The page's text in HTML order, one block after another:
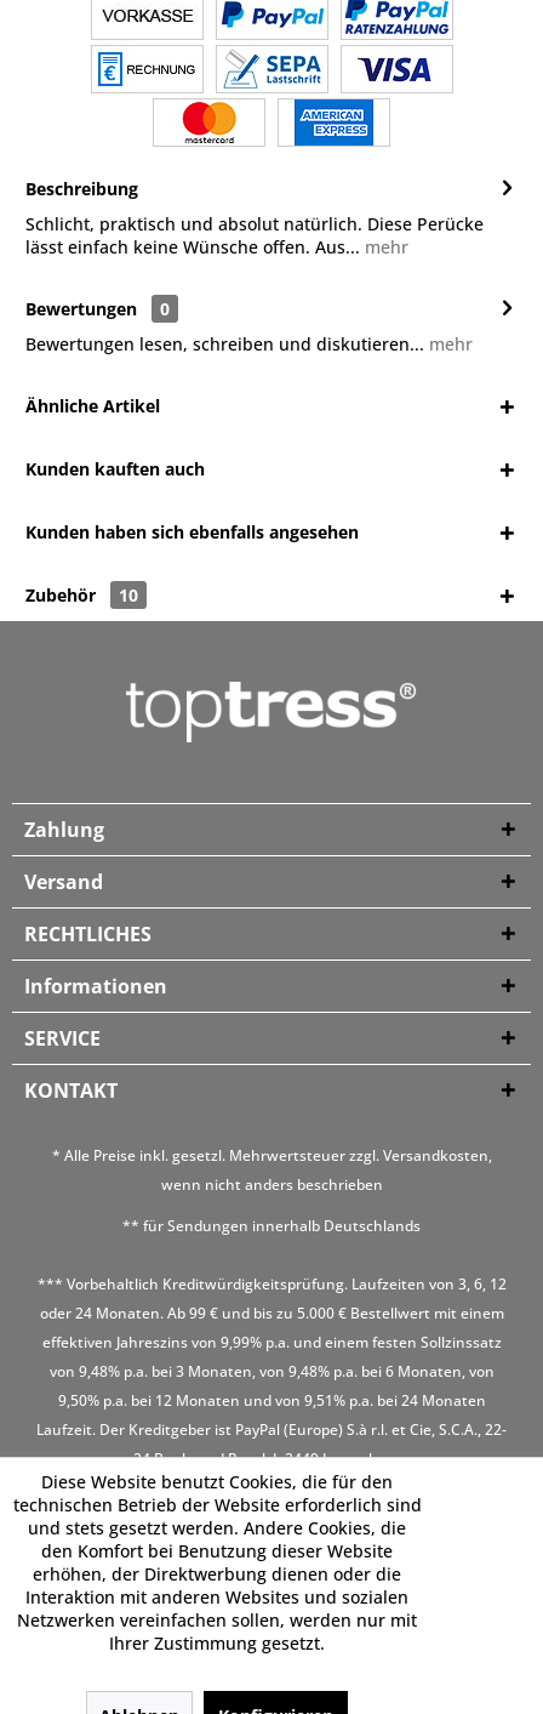
Beschreibung
Schlicht, praktisch und absolut natürlich. Diese Perücke
lässt einfach keine Wünsche offen. Aus... mehr
Bewertungen
0
Bewertungen lesen, schreiben und diskutieren... mehr
Ähnliche Artikel
Kunden kauften auch
Kunden haben sich ebenfalls angesehen
Zubehör 10
Zahlung
Versand
RECHTLICHES
Informationen
SERVICE
KONTAKT
* Alle Preise inkl. gesetzl. Mehrwertsteuer zzgl.Versandkosten,
wenn nicht anders beschrieben
** für Sendungen innerhalb Deutschlands
*** Vorbehaltlich Kreditwürdigkeitsprüfung. Laufzeiten von 3, 6, 12
oder 24 Monaten. Ab 99 € und bis zu 5.000 € Bestellwert mit einem
effektiven Jahreszins von 9,99% p.a. und einem festen Sollzinssatz
von 9,48% p.a. bei 3 Monaten, von 9,48% p.a. bei 6 Monaten, von
9,50% p.a. bei 12 Monaten und von 9,51% p.a. bei 24 Monaten
Laufzeit. Der Kreditgeber ist PayPal (Europe) S.à r.l. et Cie, S.C.A., 22-
24 Boulevard Royal, L-2449 Luxembourg
Diese Website benutzt Cookies, die für den
technischen Betrieb der Website erforderlich sind
und stets gesetzt werden. Andere Cookies, die
den Komfort bei Benutzung dieser Website
erhöhen, der Direktwerbung dienen oder die
Interaktion mit anderen Websites und sozialen
Netzwerken vereinfachen sollen, werden nur mit
Ihrer Zustimmung gesetzt.